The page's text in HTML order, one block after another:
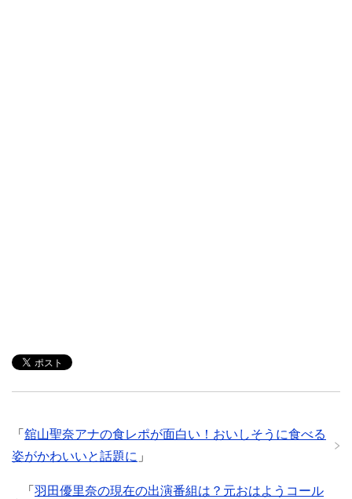
「 舘山聖奈アナの食レポが面白い！おいしそうに食べる
姿がかわいいと話題に 」
「 羽田優里奈の現在の出演番組は？元おはようコール